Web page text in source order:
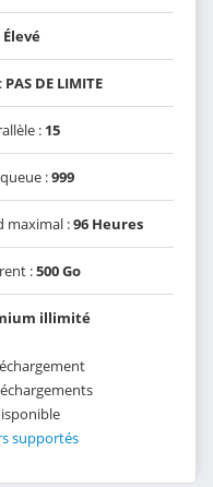
Élevé
PAS DE LIMITE
: 15
:999
maximal :96 Heures
:500 Go
illimité
supportés